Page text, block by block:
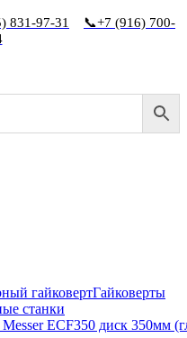
831-97-31
📞+7 (916) 700-
Гайковерты
станки